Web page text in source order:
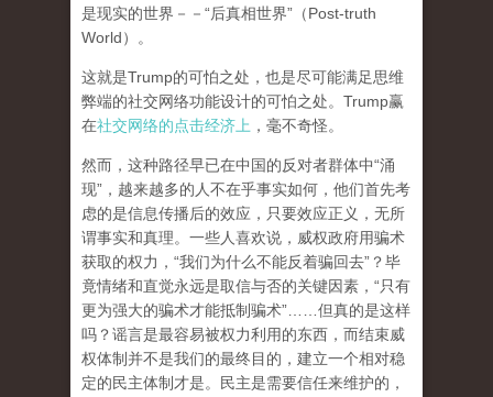
是现实的世界－－“后真相世界”（Post-truth
World）。
这就是Trump的可怕之处，也是尽可能满足思维
弊端的社交网络功能设计的可怕之处。Trump赢
在社交网络的点击经济上 ，毫不奇怪。
然而，这种路径早已在中国的反对者群体中“涌
现”，越来越多的人不在乎事实如何，他们首先考
虑的是信息传播后的效应，只要效应正义，无所
谓事实和真理。一些人喜欢说，威权政府用骗术
获取的权力，“我们为什么不能反着骗回去”？毕
竟情绪和直觉永远是取信与否的关键因素，“只有
更为强大的骗术才能抵制骗术”……但真的是这样
吗？谣言是最容易被权力利用的东西，而结束威
权体制并不是我们的最终目的，建立一个相对稳
定的民主体制才是。民主是需要信任来维护的，